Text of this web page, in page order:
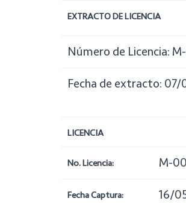
EXTRACTO DE LICENCIA
Número de Licencia:
Fecha de extracto: 07/
LICENCIA
No. Licencia: M-
Fecha Captura: 16/